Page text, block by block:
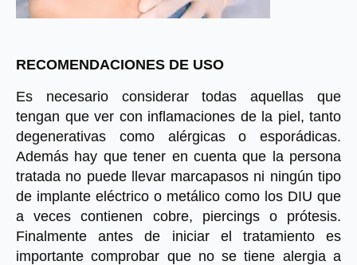
RECOMENDACIONES DE USO
Es necesario considerar todas aquellas que
tengan que ver con inflamaciones de la piel, tanto
degenerativas como alérgicas o esporádicas.
Además hay que tener en cuenta que la persona
tratada no puede llevar marcapasos ni ningún tipo
de implante eléctrico o metálico como los DIU que
a veces contienen cobre, piercings o prótesis.
Finalmente antes de iniciar el tratamiento es
importante comprobar que no se tiene alergia a